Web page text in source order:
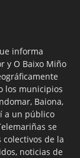
informa
y O Baixo Miño
los municipios
Baiona,
a un público
se
de la
noticias de